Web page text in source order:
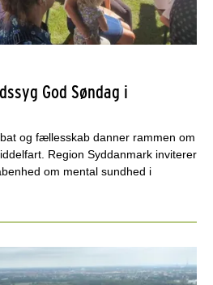
God Søndag i
og fællesskab danner rammen om
Region Syddanmark inviterer
om mental sundhed i